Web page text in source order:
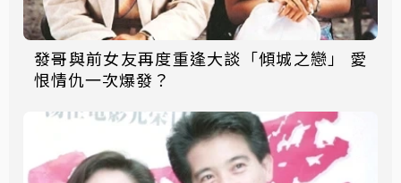
發哥與前女友再度重逢大談「傾城之戀」 愛
恨情仇一次爆發？